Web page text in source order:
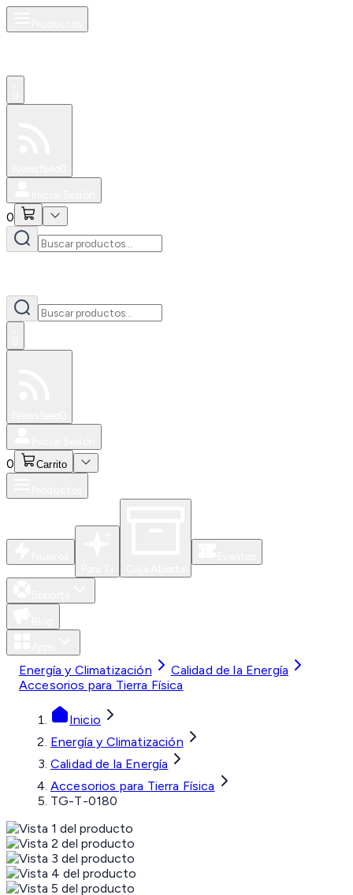
0
0 Carrito
Energía y Climatización
Calidad de la Energía
Accesorios para Tierra Física
Inicio
Energía y Climatización
Calidad de la Energía
Accesorios para Tierra Física
TG-T-0180